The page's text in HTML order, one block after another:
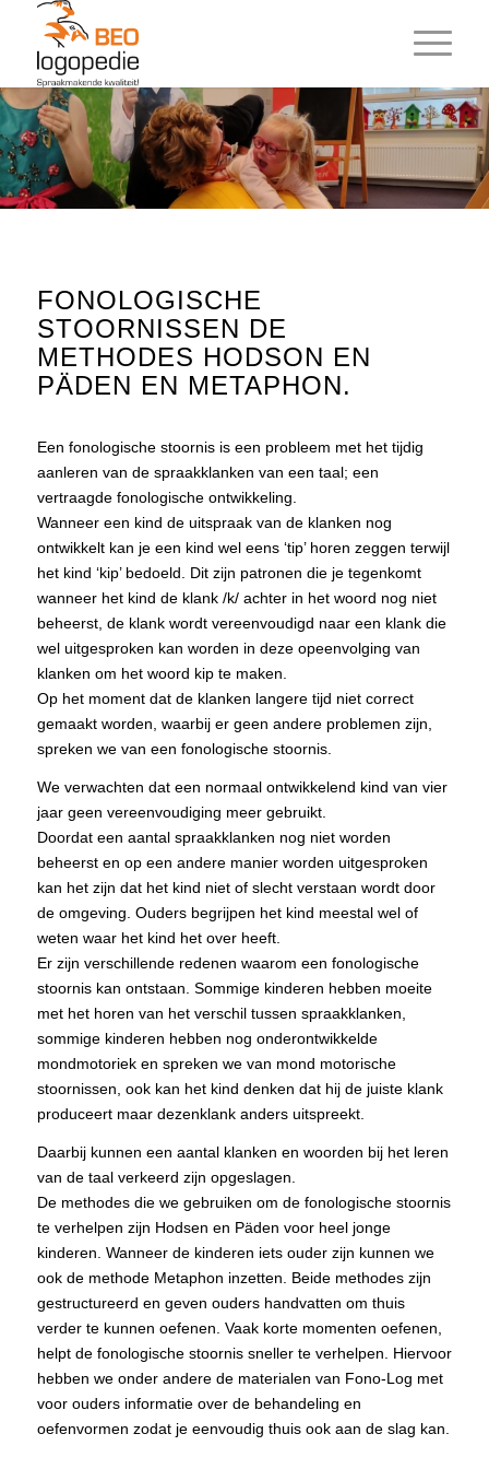
FONOLOGISCHE
STOORNISSEN DE
METHODES HODSON EN
PÄDEN EN METAPHON.
Een fonologische stoornis is een probleem met het tijdig
aanleren van de spraakklanken van een taal; een
vertraagde fonologische ontwikkeling.
Wanneer een kind de uitspraak van de klanken nog
ontwikkelt kan je een kind wel eens ‘tip’ horen zeggen terwijl
het kind ‘kip’ bedoeld. Dit zijn patronen die je tegenkomt
wanneer het kind de klank /k/ achter in het woord nog niet
beheerst, de klank wordt vereenvoudigd naar een klank die
wel uitgesproken kan worden in deze opeenvolging van
klanken om het woord kip te maken.
Op het moment dat de klanken langere tijd niet correct
gemaakt worden, waarbij er geen andere problemen zijn,
spreken we van een fonologische stoornis.
We verwachten dat een normaal ontwikkelend kind van vier
jaar geen vereenvoudiging meer gebruikt.
Doordat een aantal spraakklanken nog niet worden
beheerst en op een andere manier worden uitgesproken
kan het zijn dat het kind niet of slecht verstaan wordt door
de omgeving. Ouders begrijpen het kind meestal wel of
weten waar het kind het over heeft.
Er zijn verschillende redenen waarom een fonologische
stoornis kan ontstaan. Sommige kinderen hebben moeite
met het horen van het verschil tussen spraakklanken,
sommige kinderen hebben nog onderontwikkelde
mondmotoriek en spreken we van mond motorische
stoornissen, ook kan het kind denken dat hij de juiste klank
produceert maar dezenklank anders uitspreekt.
Daarbij kunnen een aantal klanken en woorden bij het leren
van de taal verkeerd zijn opgeslagen.
De methodes die we gebruiken om de fonologische stoornis
te verhelpen zijn Hodsen en Päden voor heel jonge
kinderen. Wanneer de kinderen iets ouder zijn kunnen we
ook de methode Metaphon inzetten. Beide methodes zijn
gestructureerd en geven ouders handvatten om thuis
verder te kunnen oefenen. Vaak korte momenten oefenen,
helpt de fonologische stoornis sneller te verhelpen. Hiervoor
hebben we onder andere de materialen van Fono-Log met
voor ouders informatie over de behandeling en
oefenvormen zodat je eenvoudig thuis ook aan de slag kan.